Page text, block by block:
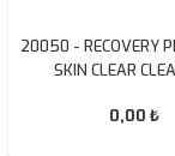
20050 - RECOVERY
SKIN CLEAR
0,00 ₺